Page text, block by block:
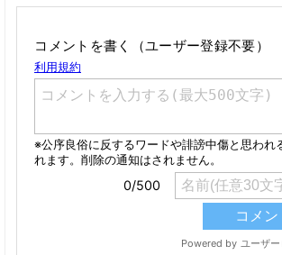
コメントを書く（ユーザー登録不要）